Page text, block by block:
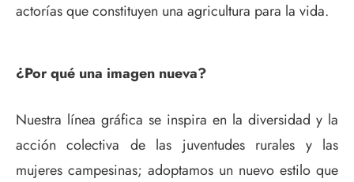
actorías que constituyen una agricultura para la vida.
¿Por qué una imagen nueva?
Nuestra línea gráfica se inspira en la diversidad y la
acción colectiva de las juventudes rurales y las
mujeres campesinas; adoptamos un nuevo estilo que